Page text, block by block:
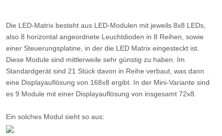
Die LED-Matrix besteht aus LED-Modulen mit jeweils 8x8 LEDs,
also 8 horizontal angeordnete Leuchtdioden in 8 Reihen, sowie
einer Steuerungsplatine, in der die LED Matrix eingesteckt ist.
Diese Module sind mittlerweile sehr günstig zu haben. Im
Standardgerät sind 21 Stück davon in Reihe verbaut, was dann
eine Displayauflösung von 168x8 ergibt. In der Mini-Variante sind
es 9 Module mit einer Displayauflösung von insgesamt 72x8.
Ein solches Modul sieht so aus: